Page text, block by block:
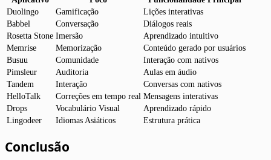
Duolingo
Gamificação
Lições interativas
Babbel
Conversação
Diálogos reais
Rosetta Stone Imersão
Aprendizado intuitivo
Memrise
Memorização
Conteúdo gerado por usuários
Busuu
Comunidade
Interação com nativos
Pimsleur
Auditoria
Aulas em áudio
Tandem
Interação
Conversas com nativos
HelloTalk
Correções em tempo real Mensagens interativas
Drops
Vocabulário Visual
Aprendizado rápido
Lingodeer
Idiomas Asiáticos Estrutura prática
Conclusão